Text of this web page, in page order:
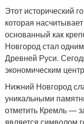
Этот исторический
которая
основанный как
Новгород стал
Древней Руси.
экономическим
Нижний Новгород
уникальными
отметить Кремль —
является символом